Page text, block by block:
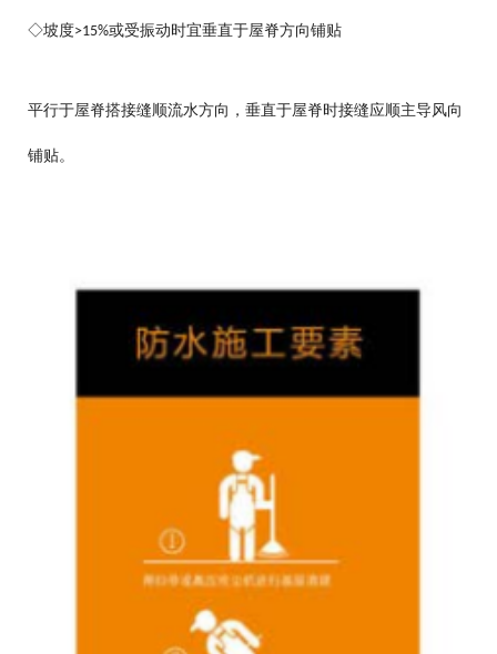
◇坡度>15%或受振动时宜垂直于屋脊方向铺贴
平行于屋脊搭接缝顺流水方向，垂直于屋脊时接缝应顺主导风向
铺贴。